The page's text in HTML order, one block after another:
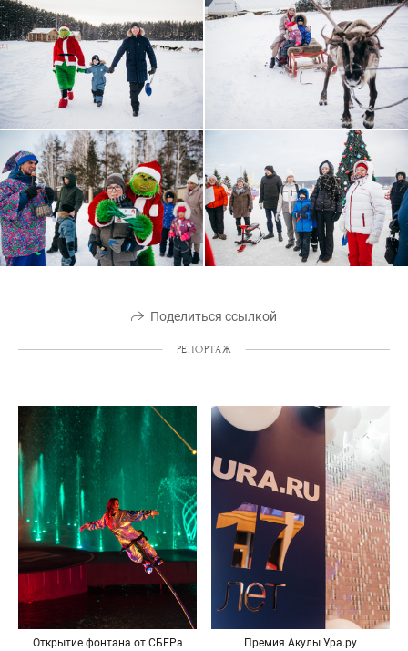
Поделиться ссылкой
РЕПОРТАЖ
Открытие фонтана от СБЕРа Премия Акулы Ура.ру